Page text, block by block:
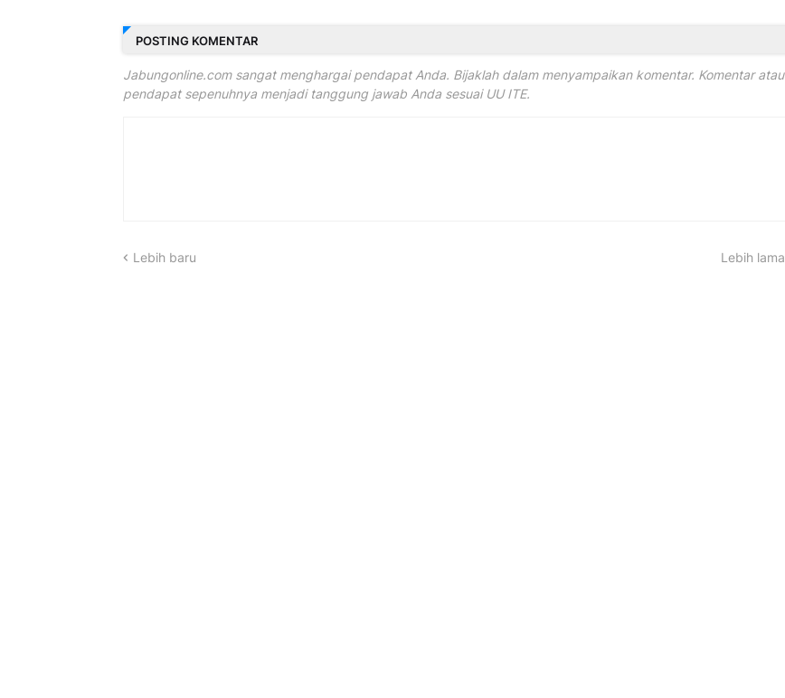
POSTING KOMENTAR
Jabungonline.com sangat menghargai pendapat Anda. Bijaklah dalam menyampaikan komentar. Komentar atau
pendapat sepenuhnya menjadi tanggung jawab Anda sesuai UU ITE.
Lebih baru Lebih lama